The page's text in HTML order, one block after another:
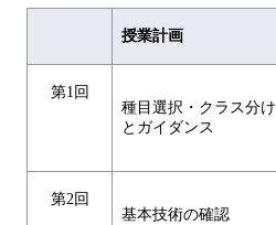
授業計画
第1回
種目選択・クラス分け
とガイダンス
第2回
基本技術の確認